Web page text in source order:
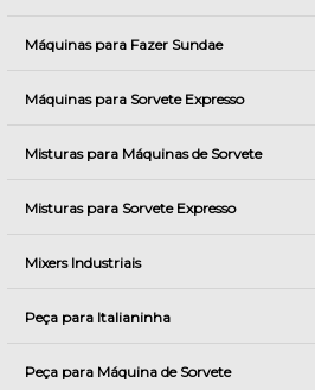
Máquinas para Fazer Sundae
Máquinas para Sorvete Expresso
Misturas para Máquinas de Sorvete
Misturas para Sorvete Expresso
Mixers Industriais
Peça para Italianinha
Peça para Máquina de Sorvete